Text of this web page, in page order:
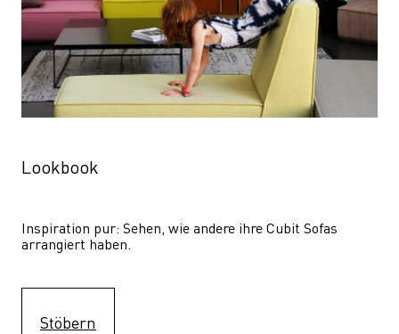
Lookbook
Inspiration pur: Sehen, wie andere ihre Cubit Sofas
arrangiert haben.
Stöbern